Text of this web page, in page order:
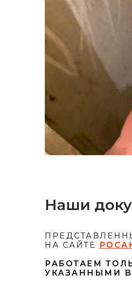
Наши
НА САЙТЕ
РАБОТАЕМ
УКАЗАННЫМИ В